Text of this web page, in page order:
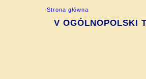
Strona główna
V OGÓLNOPOLSKI